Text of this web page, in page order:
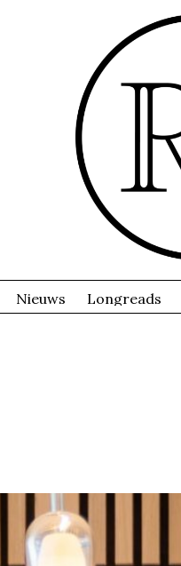
Nieuws Longreads